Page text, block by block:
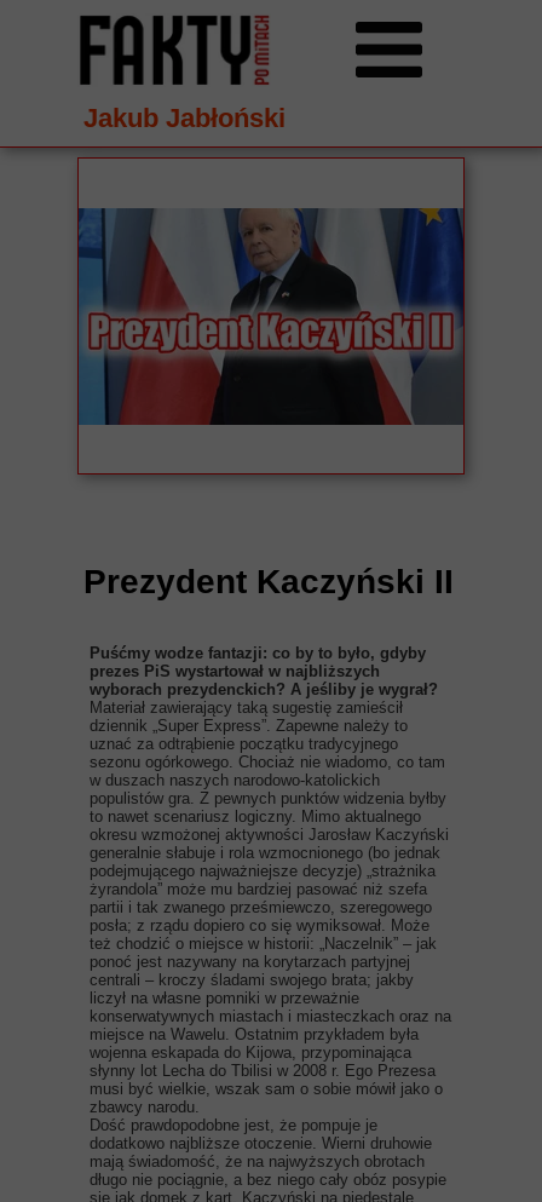
Jakub Jabłoński
Prezydent Kaczyński II
Puśćmy wodze fantazji: co by to było, gdyby
prezes PiS wystartował w najbliższych
wyborach prezydenckich? A jeśliby je wygrał?
Materiał zawierający taką sugestię zamieścił
dziennik „Super Express”. Zapewne należy to
uznać za odtrąbienie początku tradycyjnego
sezonu ogórkowego. Chociaż nie wiadomo, co tam
w duszach naszych narodowo-katolickich
populistów gra. Z pewnych punktów widzenia byłby
to nawet scenariusz logiczny. Mimo aktualnego
okresu wzmożonej aktywności Jarosław Kaczyński
generalnie słabuje i rola wzmocnionego (bo jednak
podejmującego najważniejsze decyzje) „strażnika
żyrandola” może mu bardziej pasować niż szefa
partii i tak zwanego prześmiewczo, szeregowego
posła; z rządu dopiero co się wymiksował. Może
też chodzić o miejsce w historii: „Naczelnik” – jak
ponoć jest nazywany na korytarzach partyjnej
centrali – kroczy śladami swojego brata; jakby
liczył na własne pomniki w przeważnie
konserwatywnych miastach i miasteczkach oraz na
miejsce na Wawelu. Ostatnim przykładem była
wojenna eskapada do Kijowa, przypominająca
słynny lot Lecha do Tbilisi w 2008 r. Ego Prezesa
musi być wielkie, wszak sam o sobie mówił jako o
zbawcy narodu.
Dość prawdopodobne jest, że pompuje je
dodatkowo najbliższe otoczenie. Wierni druhowie
mają świadomość, że na najwyższych obrotach
długo nie pociągnie, a bez niego cały obóz posypie
się jak domek z kart. Kaczyński na piedestale